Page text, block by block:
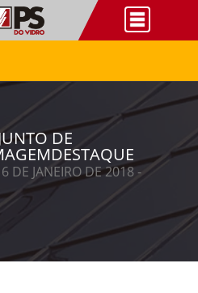
DE
DE JANEIRO DE 2018 -